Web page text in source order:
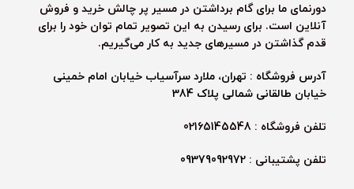
دورنمای ما برای گام برداشتن در مسیر پر چالش خرید و فروش
آنلاین است. برای رسیدن به این تصویر تمام توان خود را برای
قدم گذاشتن در مسیرهای جدید به کار می‌گیریم.
آدرس فروشگاه : تهران، ملارد سرآسیاب خیابان امام خمینی
خیابان طالقانی شمالی پلاک 384
تلفن فروشگاه : 02165145548
تلفن پشتیبانی : 09379092972